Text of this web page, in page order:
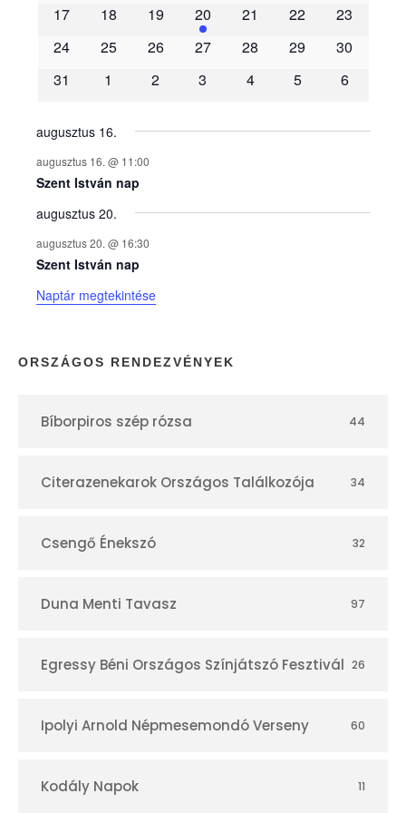
m
é
n
y
e
k
n
a
p
r
17
18 19 20 21 22
23
24
25 26 27 28 29
30
31
1 2 3 4 5 6
augusztus 16.
augusztus 16. @ 11:00
Szent István nap
augusztus 20.
augusztus 20. @ 16:30
Szent István nap
Naptár megtekintése
ORSZÁGOS RENDEZVÉNYEK
Bíborpiros szép rózsa 44
Citerazenekarok Országos Találkozója 34
Csengő Énekszó 32
Duna Menti Tavasz 97
Egressy Béni Országos Színjátszó Fesztivál 26
Ipolyi Arnold Népmesemondó Verseny 60
Kodály Napok 11